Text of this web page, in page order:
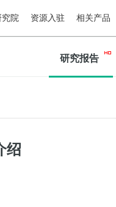
究院 资源入驻 相关产品
研究报告
绍